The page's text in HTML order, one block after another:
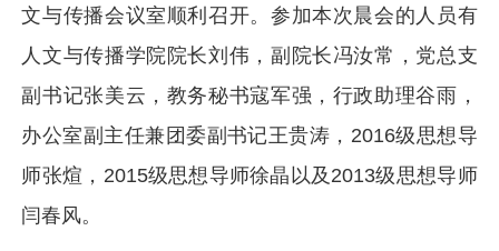
文与传播会议室顺利召开。参加本次晨会的人员有
人文与传播学院院长刘伟，副院长冯汝常，党总支
副书记张美云，教务秘书寇军强，行政助理谷雨，
办公室副主任兼团委副书记王贵涛，2016级思想导
师张煊，2015级思想导师徐晶以及2013级思想导师
闫春风。